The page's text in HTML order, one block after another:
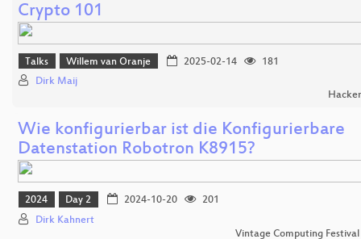
Crypto 101
Talks Willem van Oranje 2025-02-14
181
Dirk Maij
Wie konfigurierbar ist die Konfigurierbare
Datenstation Robotron K8915?
2024 Day 2 2024-10-20
201
Dirk Kahnert
Vintage Computing